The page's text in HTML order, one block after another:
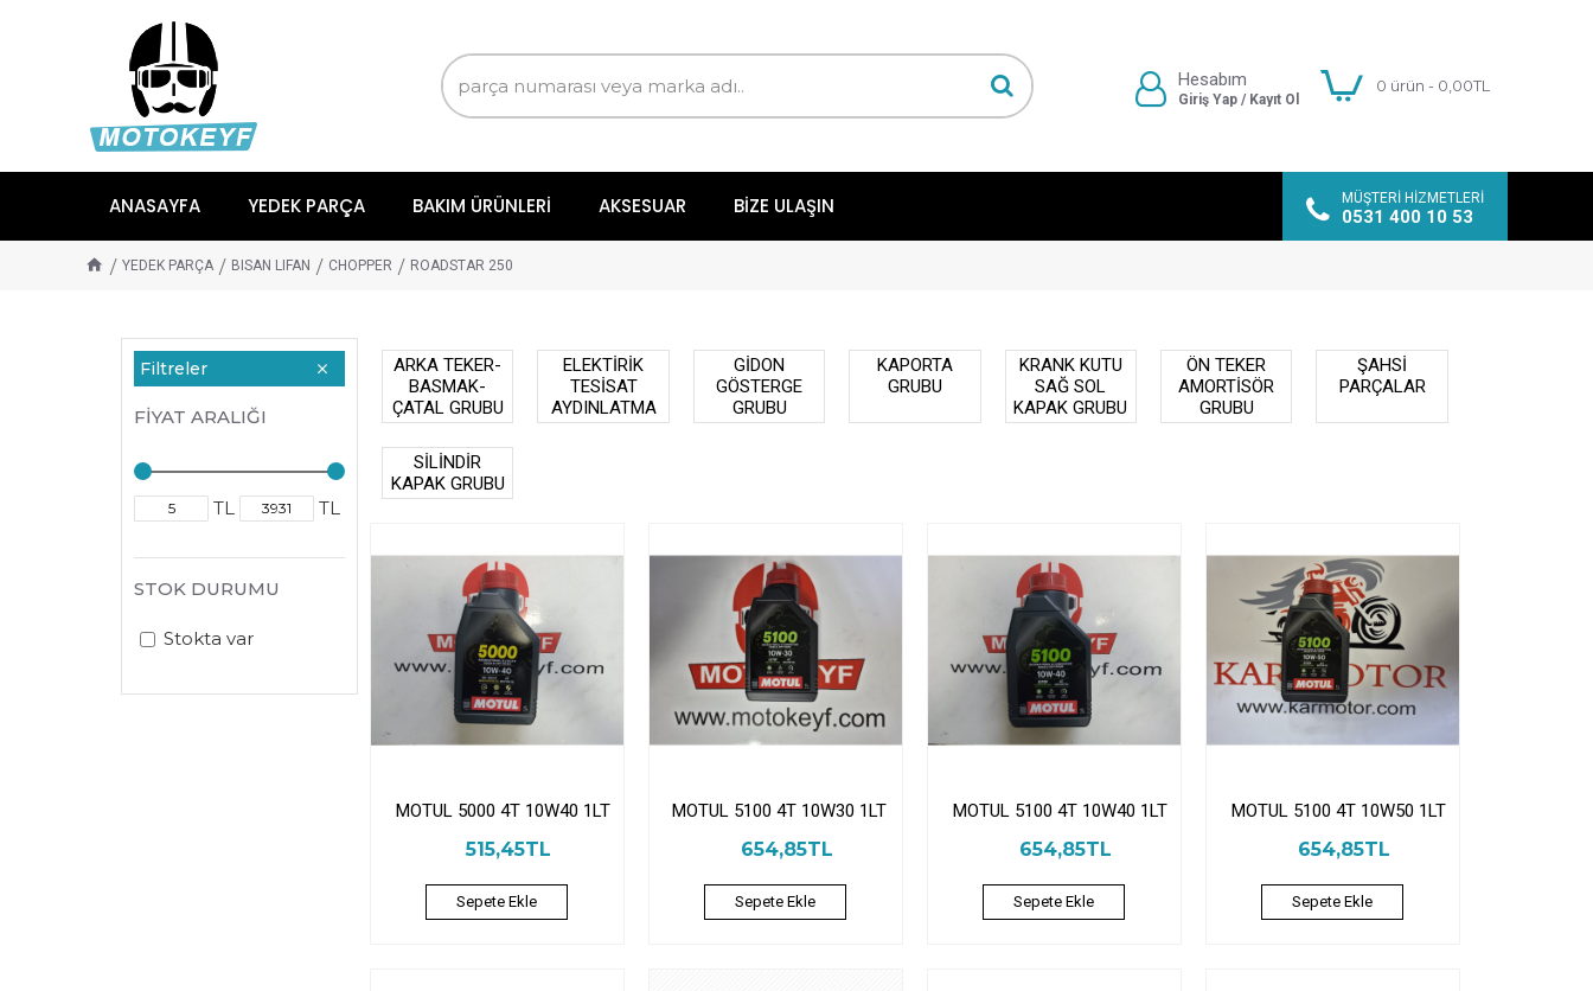
Hesabım
Giriş Yap / Kayıt Ol
0 ürün - 0,00TL
ANASAYFA YEDEK PARÇA BAKIM ÜRÜNLERI AKSESUAR BIZE ULAŞIN MÜŞTERI HIZMETLERI
0531 400 10 53
YEDEK PARÇA BISAN LIFAN CHOPPER ROADSTAR 250
Filtreler
FIYAT ARALIĞI
TL TL
STOK DURUMU
Stokta var
ARKA TEKER-
BASMAK-
ÇATAL GRUBU
ELEKTİRİK
TESİSAT
AYDINLATMA
GİDON
GÖSTERGE
GRUBU
KAPORTA
GRUBU
KRANK KUTU
SAĞ SOL
KAPAK GRUBU
ÖN TEKER
AMORTİSÖR
GRUBU
ŞAHSİ
PARÇALAR
SİLİNDİR
KAPAK GRUBU
MOTUL 5000 4T 10W40 1LT
515,45TL
Sepete Ekle
MOTUL 5100 4T 10W30 1LT
654,85TL
Sepete Ekle
MOTUL 5100 4T 10W40 1LT
654,85TL
Sepete Ekle
MOTUL 5100 4T 10W50 1LT
654,85TL
Sepete Ekle